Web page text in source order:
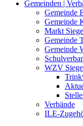
Gemeinden |
Gemeinde
Gemeinde
Markt
Gemeinde
Gemeinde
WZV
Verbände
ILE-